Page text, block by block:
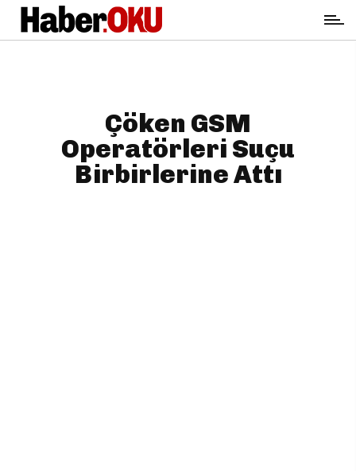
Çöken GSM
Operatörleri Suçu
Birbirlerine Attı